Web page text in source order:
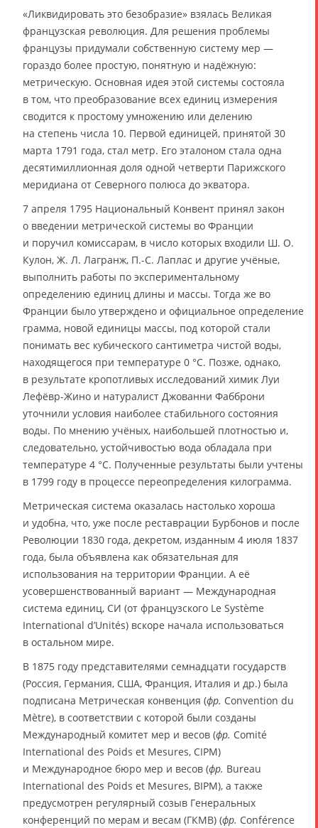
«Ликвидировать это безобразие» взялась Великая
французская революция. Для решения проблемы
французы придумали собственную систему мер —
гораздо более простую, понятную и надёжную:
метрическую. Основная идея этой системы состояла
в том, что преобразование всех единиц измерения
сводится к простому умножению или делению
на степень числа 10. Первой единицей, принятой 30
марта 1791 года, стал метр. Его эталоном стала одна
десятимиллионная доля одной четверти Парижского
меридиана от Северного полюса до экватора.
7 апреля 1795 Национальный Конвент принял закон
о введении метрической системы во Франции
и поручил комиссарам, в число которых входили Ш. О.
Кулон, Ж. Л. Лагранж, П.-С. Лаплас и другие учёные,
выполнить работы по экспериментальному
определению единиц длины и массы. Тогда же во
Франции было утверждено и официальное определение
грамма, новой единицы массы, под которой стали
понимать вес кубического сантиметра чистой воды,
находящегося при температуре 0 °C. Позже, однако,
в результате кропотливых исследований химик Луи
Лефёвр-Жино и натуралист Джованни Фабброни
уточнили условия наиболее стабильного состояния
воды. По мнению учёных, наибольшей плотностью и,
следовательно, устойчивостью вода обладала при
температуре 4 °C. Полученные результаты были учтены
в 1799 году в процессе переопределения килограмма.
Метрическая система оказалась настолько хороша
и удобна, что, уже после реставрации Бурбонов и после
Революции 1830 года, декретом, изданным 4 июля 1837
года, была объявлена как обязательная для
использования на территории Франции. А её
усовершенствованный вариант — Международная
система единиц, СИ (от французского Le Système
International d’Unités) вскоре начала использоваться
в остальном мире.
В 1875 году представителями семнадцати государств
(Россия, Германия, США, Франция, Италия и др.) была
подписана Метрическая конвенция (фр. Convention du
Mètre), в соответствии с которой были созданы
Международный комитет мер и весов (фр. Comité
International des Poids et Mesures, CIPM)
и Международное бюро мер и весов (фр. Bureau
International des Poids et Mesures, BIPM), а также
предусмотрен регулярный созыв Генеральных
конференций по мерам и весам (ГКМВ) (фр. Conférence